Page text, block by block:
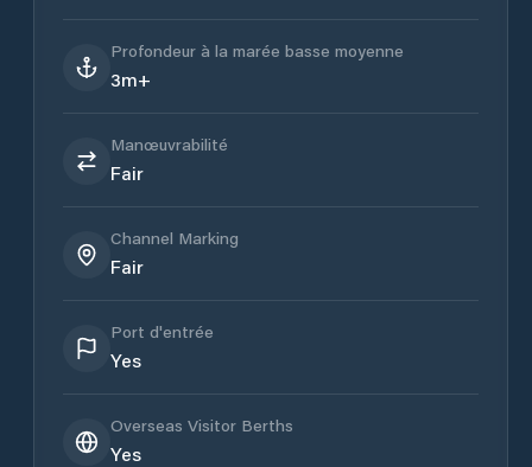
Profondeur à la marée basse moyenne
3m+
Manœuvrabilité
Fair
Channel Marking
Fair
Port d'entrée
Yes
Overseas Visitor Berths
Yes